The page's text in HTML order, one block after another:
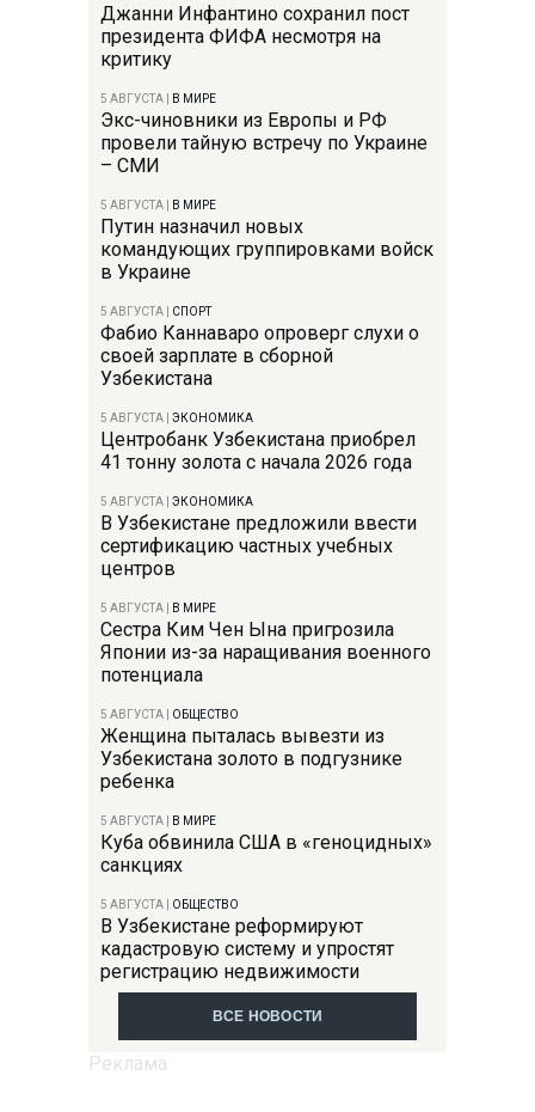
Джанни Инфантино сохранил пост
президента ФИФА несмотря на
критику
5 АВГУСТА В МИРЕ
Экс-чиновники из Европы и РФ
провели тайную встречу по Украине
– СМИ
5 АВГУСТА В МИРЕ
Путин назначил новых
командующих группировками войск
в Украине
5 АВГУСТА СПОРТ
Фабио Каннаваро опроверг слухи о
своей зарплате в сборной
Узбекистана
5 АВГУСТА ЭКОНОМИКА
Центробанк Узбекистана приобрел
41 тонну золота с начала 2026 года
5 АВГУСТА ЭКОНОМИКА
В Узбекистане предложили ввести
сертификацию частных учебных
центров
5 АВГУСТА В МИРЕ
Сестра Ким Чен Ына пригрозила
Японии из-за наращивания военного
потенциала
5 АВГУСТА ОБЩЕСТВО
Женщина пыталась вывезти из
Узбекистана золото в подгузнике
ребенка
5 АВГУСТА В МИРЕ
Куба обвинила США в «геноцидных»
санкциях
5 АВГУСТА ОБЩЕСТВО
В Узбекистане реформируют
кадастровую систему и упростят
регистрацию недвижимости
ВСЕ НОВОСТИ